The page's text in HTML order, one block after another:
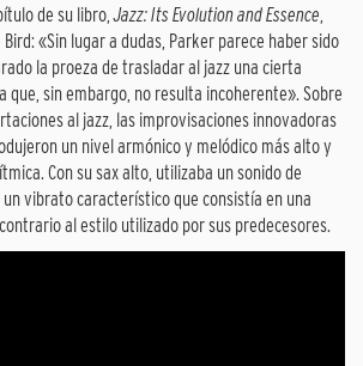
de su libro,Jazz: Its Evolution and Essence
«Sin lugar a dudas, Parker parece haber sido
la proeza de trasladar al jazz una cierta
que, sin embargo, no resulta incoherente». Sobre
al jazz, las improvisaciones innovadoras
un nivel armónico y melódico más alto y
Con su sax alto, utilizaba un sonido de
vibrato característico que consistía en una
al estilo utilizado por sus predecesores.